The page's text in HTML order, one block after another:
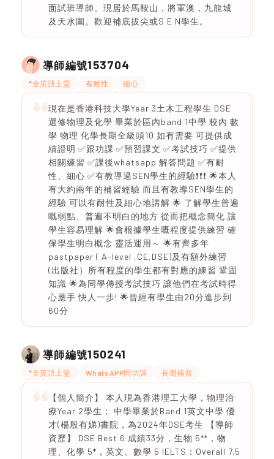
面試班導師。現居於馬鞍山，將軍澳，九龍城
及天水圍。歡迎補底拔尖或S E N學生。
導師編號153704
*全英語上堂 有耐性 細心
現在是香港科技大學Year 3土木工程學生 DSE
選修物理及化學 畢業於區內band 1中學 校內 數
學 物理 化學長期全級頭10 如有需要 可提供成
績證明 ✅跟功課 ✅預習課文 ✅考試技巧 ✅提供
相關練習 ✅課後whatsapp 解答問題 ✅有耐
性、細心 ✅有教導過SEN學生的經驗❗️❗️❗️ 🌟本人
有大約兩年的補習經驗 而且有教導SEN學生的
經驗 可以有耐性及細心地講解 🌟 了解學生普遍
嘅弱點、普遍不明白的地方 從而把概念簡化 讓
學生容易理解 🌟會根據學生嘅程度提供練習 確
保學生明白概念 靈活運用～ 🌟有齊多年
pastpaper ( A-level ,CE,DSE)及有額外練習
(出版社）所有程度的學生都有對應的練習 鞏固
知識 🌟為同學傳授考試技巧 讓他們在考試時得
心應手 快人一步! 🌟曾經有學生由20分進步到
60分
導師編號150241
*全英語上堂 WhatsAPP問功課 長期補習
【個人簡介】 本人現為香港理工大學，物理治
療Year 2學生； 中學畢業於Band 1英文中學 優
才(楊殷有娣)書院，為2024年DSE考生 【導師
資歷】 DSE Best 6 成績33分，生物 5**，物
理、化學 5*，英文、數學 5 IELTS：Overall 7.5